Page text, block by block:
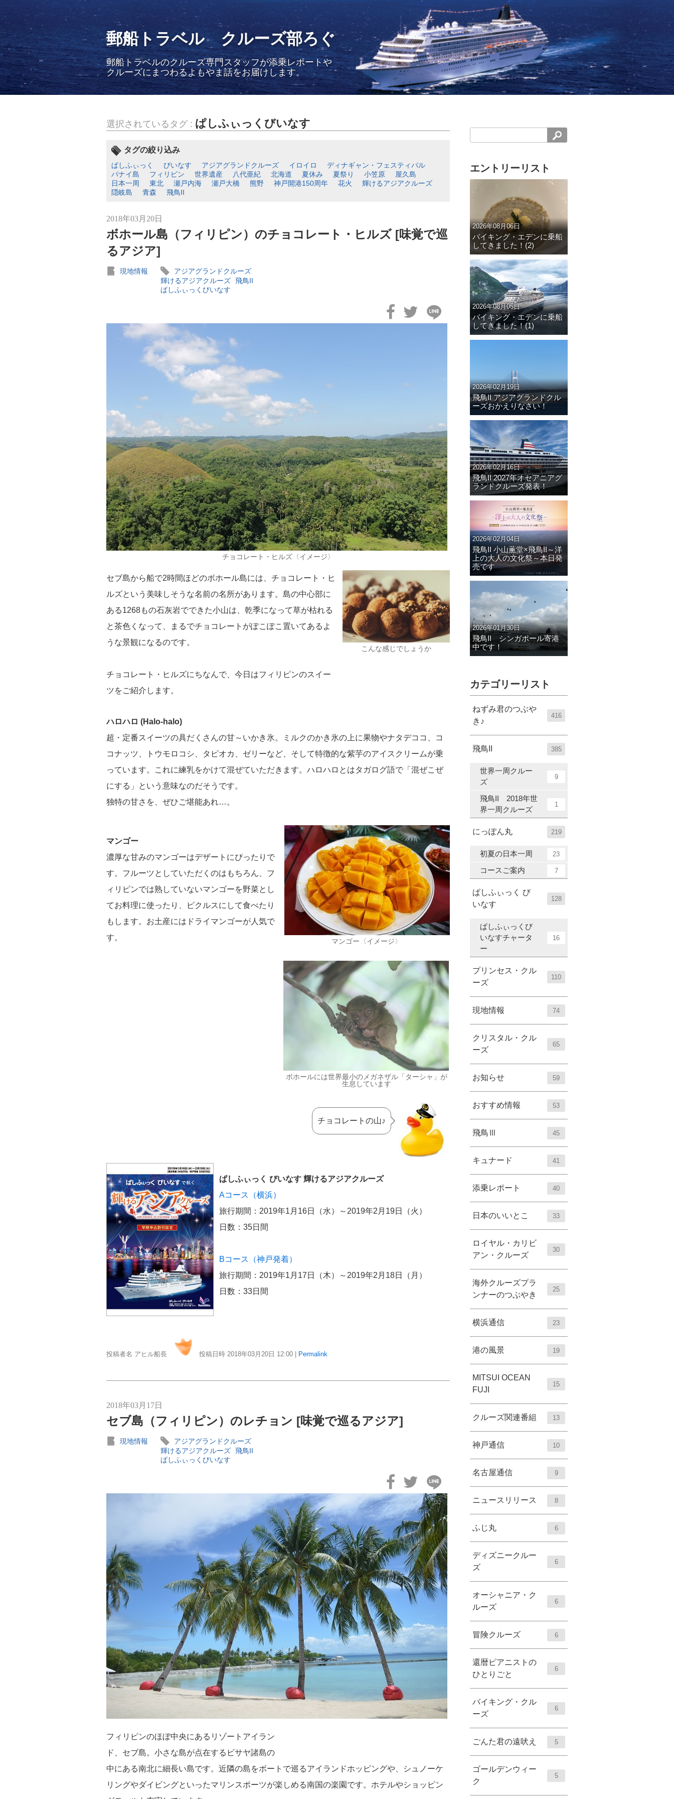
郵船トラベル クルーズ部ろぐ
郵船トラベルのクルーズ専門スタッフが添乗レポートや
クルーズにまつわるよもやま話をお届けします。
選択されているタグ : ぱしふぃっくびいなす
タグの絞り込み
ぱしふぃっく びいなす アジアグランドクルーズ イロイロ
ディナギャン・フェスティバル
パナイ島
フィリピン 世界遺産 八代亜紀 北海道 夏休み 夏祭り 小笠原
屋久島
日本一周
東北 瀬戸内海 瀬戸大橋 熊野 神戸開港150周年 花火
輝けるアジアクルーズ
隠岐島
青森 飛鳥II
2018年03月20日
ボホール島（フィリピン）のチョコレート・ヒルズ [味覚で巡
るアジア]
現地情報
アジアグランドクルーズ
輝けるアジアクルーズ 飛鳥II
ぱしふぃっくびいなす
チョコレート・ヒルズ〈イメージ〉
こんな感じでしょうか
セブ島から船で2時間ほどのボホール島には、チョコレート・ヒ
ルズという美味しそうな名前の名所があります。島の中心部に
ある1268もの石灰岩でできた小山は、乾季になって草が枯れる
と茶色くなって、まるでチョコレートがぽこぽこ置いてあるよ
うな景観になるのです。
チョコレート・ヒルズにちなんで、今日はフィリピンのスイー
ツをご紹介します。
ハロハロ (Halo-halo)
超・定番スイーツの具だくさんの甘～いかき氷。ミルクのかき氷の上に果物やナタデココ、コ
コナッツ、トウモロコシ、タピオカ、ゼリーなど、そして特徴的な紫芋のアイスクリームが乗
っています。これに練乳をかけて混ぜていただきます。ハロハロとはタガログ語で「混ぜこぜ
にする」という意味なのだそうです。
独特の甘さを、ぜひご堪能あれ…。
マンゴー〈イメージ〉
マンゴー
濃厚な甘みのマンゴーはデザートにぴったりで
す。フルーツとしていただくのはもちろん、フ
ィリピンでは熟していないマンゴーを野菜とし
てお料理に使ったり、ピクルスにして食べたり
もします。お土産にはドライマンゴーが人気で
す。
ボホールには世界最小のメガネザル「ターシャ」が
生息しています
チョコレートの山♪
ぱしふぃっく びいなす 輝けるアジアクルーズ
Aコース（横浜）
旅行期間：2019年1月16日（水）～2019年2月19日（火）
日数：35日間
Bコース（神戸発着）
旅行期間：2019年1月17日（木）～2019年2月18日（月）
日数：33日間
投稿者名 アヒル船長 投稿日時 2018年03月20日 12:00 Permalink
2018年03月17日
セブ島（フィリピン）のレチョン [味覚で巡るアジア]
現地情報
アジアグランドクルーズ
輝けるアジアクルーズ 飛鳥II
ぱしふぃっくびいなす
フィリピンのほぼ中央にあるリゾートアイラン
ド、セブ島。小さな島が点在するビサヤ諸島の
中にある南北に細長い島です。近隣の島をボートで巡るアイランドホッピングや、シュノーケ
リングやダイビングといったマリンスポーツが楽しめる南国の楽園です。ホテルやショッピン
エントリーリスト
2026年08月06日
バイキング・エデンに乗船
してきました！(2)
2026年08月05日
バイキング・エデンに乗船
してきました！(1)
2026年02月19日
飛鳥II アジアグランドクル
ーズおかえりなさい！
2026年02月16日
飛鳥II 2027年オセアニアグ
ランドクルーズ発表！
2026年02月04日
飛鳥II 小山薫堂×飛鳥II～洋
上の大人の文化祭～本日発
売です
2026年01月30日
飛鳥II シンガポール寄港
中です！
カテゴリーリスト
ねずみ君のつぶや
き♪
416
飛鳥II 385
世界一周クルー
ズ
9
飛鳥II 2018年世
界一周クルーズ
1
にっぽん丸 219
初夏の日本一周 23
コースご案内 7
ぱしふぃっく び
いなす
128
ぱしふぃっくび
いなすチャータ
ー
16
プリンセス・クル
ーズ
110
現地情報 74
クリスタル・クル
ーズ
65
お知らせ 59
おすすめ情報 53
飛鳥Ⅲ 45
キュナード 41
添乗レポート 40
日本のいいとこ 33
ロイヤル・カリビ
アン・クルーズ
30
海外クルーズプラ
ンナーのつぶやき
25
横浜通信 23
港の風景 19
MITSUI OCEAN
FUJI
15
クルーズ関連番組 13
神戸通信 10
名古屋通信 9
ニュースリリース 8
ふじ丸 6
ディズニークルー
ズ
6
オーシャニア・ク
ルーズ
6
冒険クルーズ 6
還暦ピアニストの
ひとりごと
6
バイキング・クル
ーズ
6
ごんた君の遠吠え 5
ゴールデンウィー
ク
5